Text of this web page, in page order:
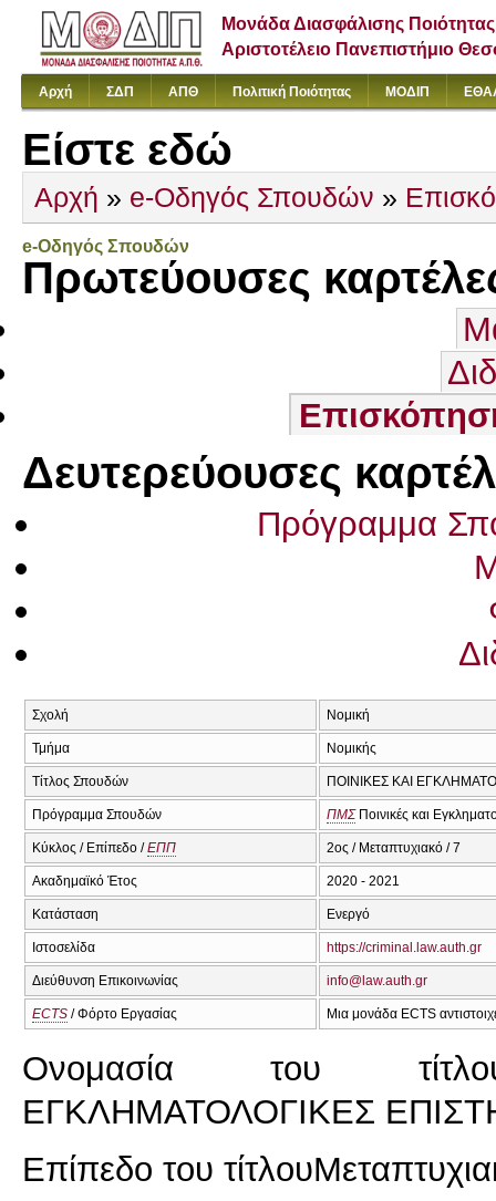
Μονάδα Διασφάλισης Ποιότητας
Αριστοτέλειο Πανεπιστήμιο
Αρχή ΣΔΠ ΑΠΘ Πολιτική Ποιότητας ΜΟΔΙΠ
Είστε εδώ
Αρχή » e-Οδηγός Σπουδών »
e-Οδηγός Σπουδών
Πρωτεύουσες
Δευτερεύουσες
Πρόγραμμα
Σχολή Νομική
Τμήμα Νομικής
Τίτλος Σπουδών ΠΟΙΝΙΚΕΣ ΚΑΙ
Πρόγραμμα Σπουδών ΠΜΣΠοινικές και
Κύκλος / Επίπεδο /ΕΠΠ 2ος / Μεταπτυχιακό / 7
Ακαδημαϊκό Έτος 2020 - 2021
Κατάσταση Ενεργό
Ιστοσελίδα https://criminal.law.auth.gr
Διεύθυνση Επικοινωνίας info@law.auth.gr
ECTS / Φόρτο Εργασίας Μια μονάδα ECTS
Ονομασία του
ΕΓΚΛΗΜΑΤΟΛΟΓΙΚΕΣ
Επίπεδο του τίτλου